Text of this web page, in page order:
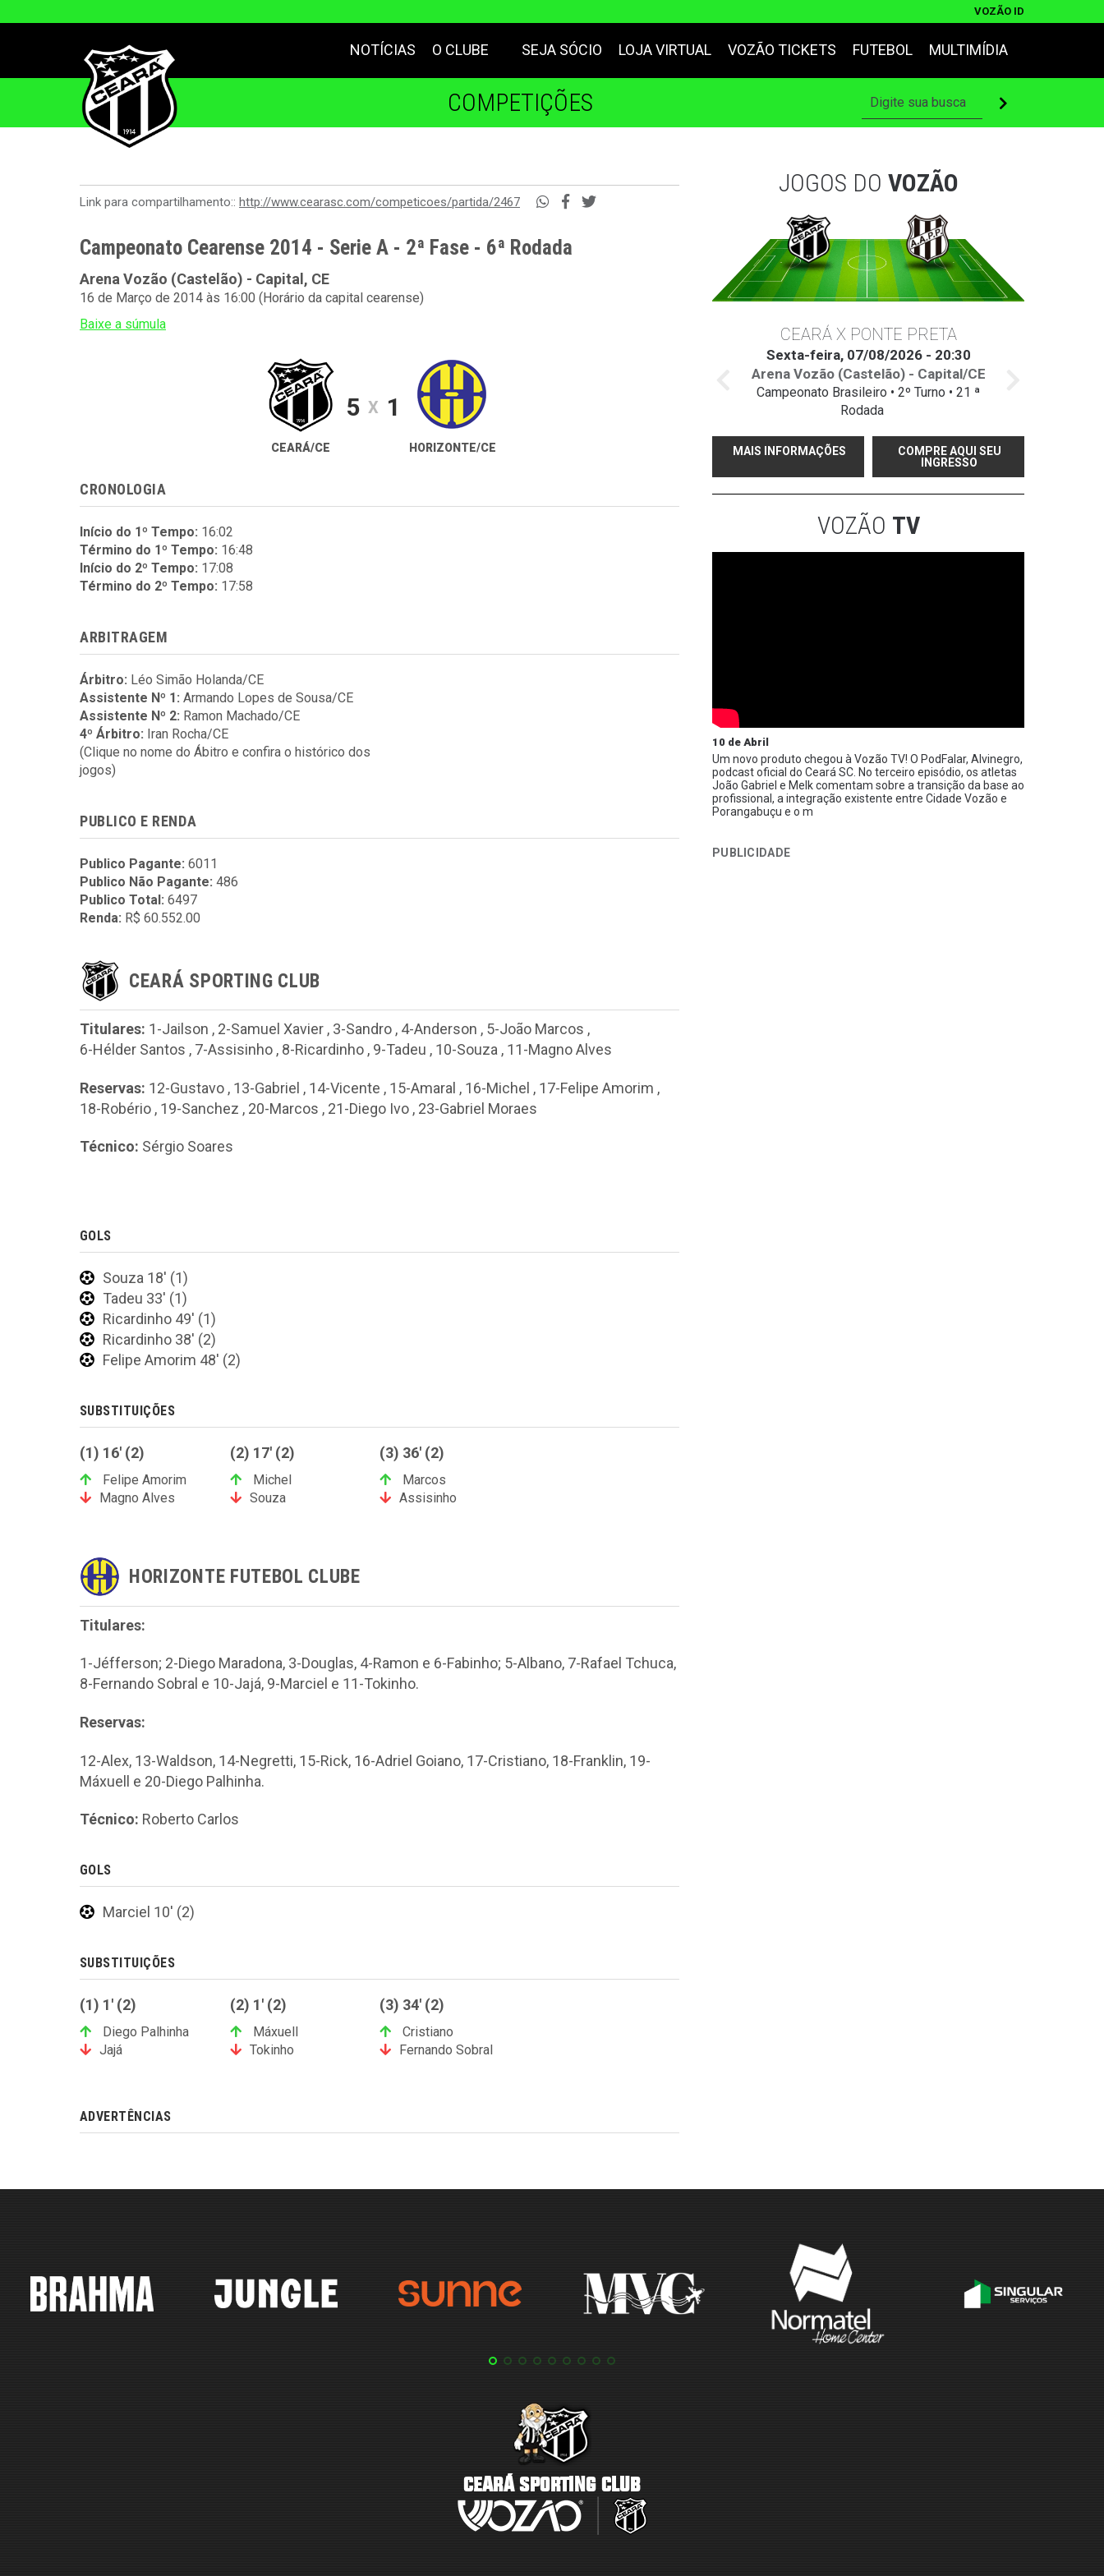
VOZÃO ID
NOTÍCIAS O CLUBE SEJA SÓCIO LOJA VIRTUAL VOZÃO TICKETS FUTEBOL MULTIMÍDIA
COMPETIÇÕES
Link para compartilhamento:: http://www.cearasc.com/competicoes/partida/2467
Campeonato Cearense 2014 - Serie A - 2ª Fase - 6ª Rodada
Arena Vozão (Castelão) - Capital, CE
16 de Março de 2014 às 16:00 (Horário da capital cearense)
Baixe a súmula
CEARÁ/CE
5 X 1
HORIZONTE/CE
CRONOLOGIA
Início do 1º Tempo: 16:02
Término do 1º Tempo: 16:48
Início do 2º Tempo: 17:08
Término do 2º Tempo: 17:58
ARBITRAGEM
Árbitro: Léo Simão Holanda/CE
Assistente Nº 1: Armando Lopes de Sousa/CE
Assistente Nº 2: Ramon Machado/CE
4º Árbitro: Iran Rocha/CE
(Clique no nome do Ábitro e confira o histórico dos
jogos)
PUBLICO E RENDA
Publico Pagante: 6011
Publico Não Pagante: 486
Publico Total: 6497
Renda: R$ 60.552.00
CEARÁ SPORTING CLUB
Titulares: 1-Jailson , 2-Samuel Xavier , 3-Sandro , 4-Anderson , 5-João Marcos ,
6-Hélder Santos , 7-Assisinho , 8-Ricardinho , 9-Tadeu , 10-Souza , 11-Magno Alves
Reservas: 12-Gustavo , 13-Gabriel , 14-Vicente , 15-Amaral , 16-Michel , 17-Felipe Amorim ,
18-Robério , 19-Sanchez , 20-Marcos , 21-Diego Ivo , 23-Gabriel Moraes
Técnico: Sérgio Soares
GOLS
Souza 18' (1)
Tadeu 33' (1)
Ricardinho 49' (1)
Ricardinho 38' (2)
Felipe Amorim 48' (2)
SUBSTITUIÇÕES
(1) 16' (2)
Felipe Amorim
Magno Alves
(2) 17' (2)
Michel
Souza
(3) 36' (2)
Marcos
Assisinho
HORIZONTE FUTEBOL CLUBE
Titulares:
1-Jéfferson; 2-Diego Maradona, 3-Douglas, 4-Ramon e 6-Fabinho; 5-Albano, 7-Rafael Tchuca,
8-Fernando Sobral e 10-Jajá, 9-Marciel e 11-Tokinho.
Reservas:
12-Alex, 13-Waldson, 14-Negretti, 15-Rick, 16-Adriel Goiano, 17-Cristiano, 18-Franklin, 19-
Máxuell e 20-Diego Palhinha.
Técnico: Roberto Carlos
GOLS
Marciel 10' (2)
SUBSTITUIÇÕES
(1) 1' (2)
Diego Palhinha
Jajá
(2) 1' (2)
Máxuell
Tokinho
(3) 34' (2)
Cristiano
Fernando Sobral
ADVERTÊNCIAS
JOGOS DO VOZÃO
CEARÁ X PONTE PRETA
Sexta-feira, 07/08/2026 - 20:30
Arena Vozão (Castelão) - Capital/CE
Campeonato Brasileiro • 2º Turno • 21 ª
Rodada
MAIS INFORMAÇÕES
COMPRE AQUI SEU
INGRESSO
VOZÃO TV
10 de Abril
Um novo produto chegou à Vozão TV! O PodFalar, Alvinegro,
podcast oficial do Ceará SC. No terceiro episódio, os atletas
João Gabriel e Melk comentam sobre a transição da base ao
profissional, a integração existente entre Cidade Vozão e
Porangabuçu e o m
PUBLICIDADE
CEARÁ SPORTING CLUB